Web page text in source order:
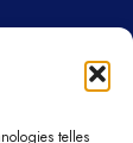
telles